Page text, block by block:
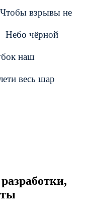
взрывы не
чёрной
наш
весь шар